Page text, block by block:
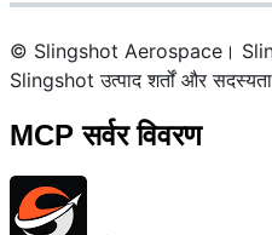
© Slingshot Aerospace।
Slingshot उत्पाद शर्तों और सदस्यता
MCP सर्वर विवरण